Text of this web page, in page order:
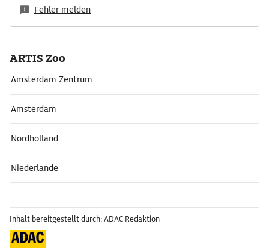
Fehler melden
ARTIS Zoo
Amsterdam Zentrum
Amsterdam
Nordholland
Niederlande
Inhalt bereitgestellt durch: ADAC Redaktion